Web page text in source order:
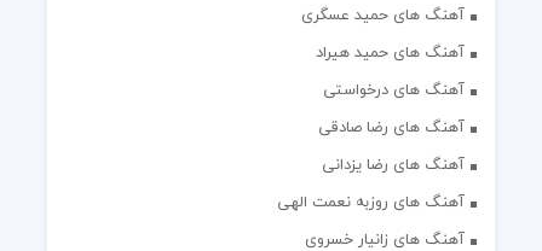
آهنگ های حمید عسگری
آهنگ های حمید هیراد
آهنگ های درخواستی
آهنگ های رضا صادقی
آهنگ های رضا یزدانی
آهنگ های روزبه نعمت الهی
آهنگ های زانیار خسروی